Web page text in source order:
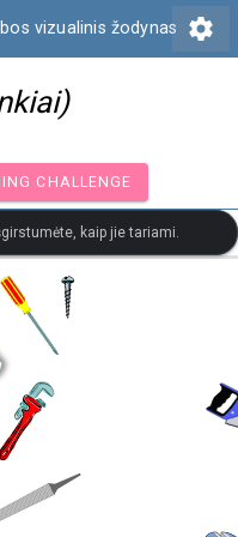
vizualinis žodynas settings
CHALLENGE
kaip jie tariami.